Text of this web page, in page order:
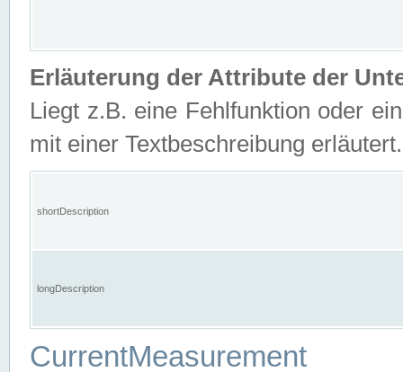
Erläuterung der Attribute der
Liegt z.B. eine Fehlfunktion oder
mit einer Textbeschreibung erläutert.
shortDescription
longDescription
CurrentMeasurement